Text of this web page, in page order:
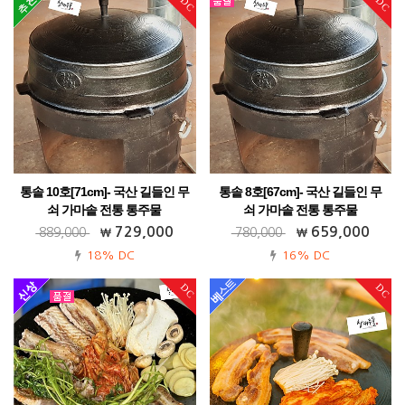
통솥 10호[71cm]- 국산 길들인 무
쇠 가마솥 전통 통주물
가정용 업소용 식당용 대용량 강추!! 무료
889,000 729,000
18% DC
통솥 8호[67cm]- 국산 길들인 무
쇠 가마솥 전통 통주물
가정용 업소용 식당용 대용량 강추!! 무료
780,000 659,000
16% DC
DC DC